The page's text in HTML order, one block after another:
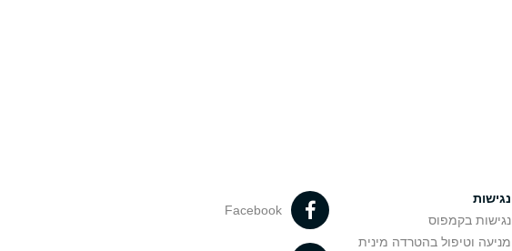
נגישות
נגישות בקמפוס
מניעה וטיפול בהטרדה מינית
Facebook